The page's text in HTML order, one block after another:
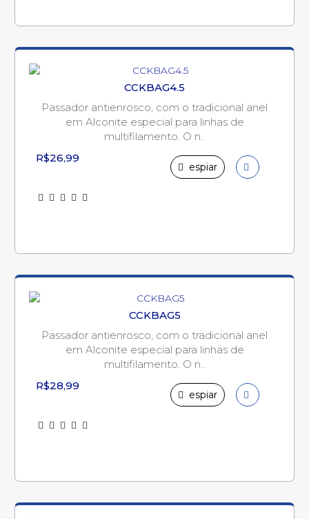
CCKBAG4.5
Passador antienrosco, com o tradicional anel
em Alconite especial para linhas de
multifilamento. O n..
R$26,99
espiar
CCKBAG5
Passador antienrosco, com o tradicional anel
em Alconite especial para linhas de
multifilamento. O n..
R$28,99
espiar